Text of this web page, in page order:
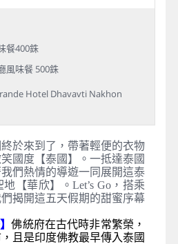
餐400銖
風味餐 500銖
Hotel Dhavavti Nakhon
於來到了，帶著輕便的衣物
國度【泰國】。一抵達泰國
們熱情的導遊一同展開這泰
【華欣】。Let’s Go，搭乘
揭開這五天假期的甜蜜序幕
佛統府在古代時非常繁榮，
且是印度佛教最早傳入泰國